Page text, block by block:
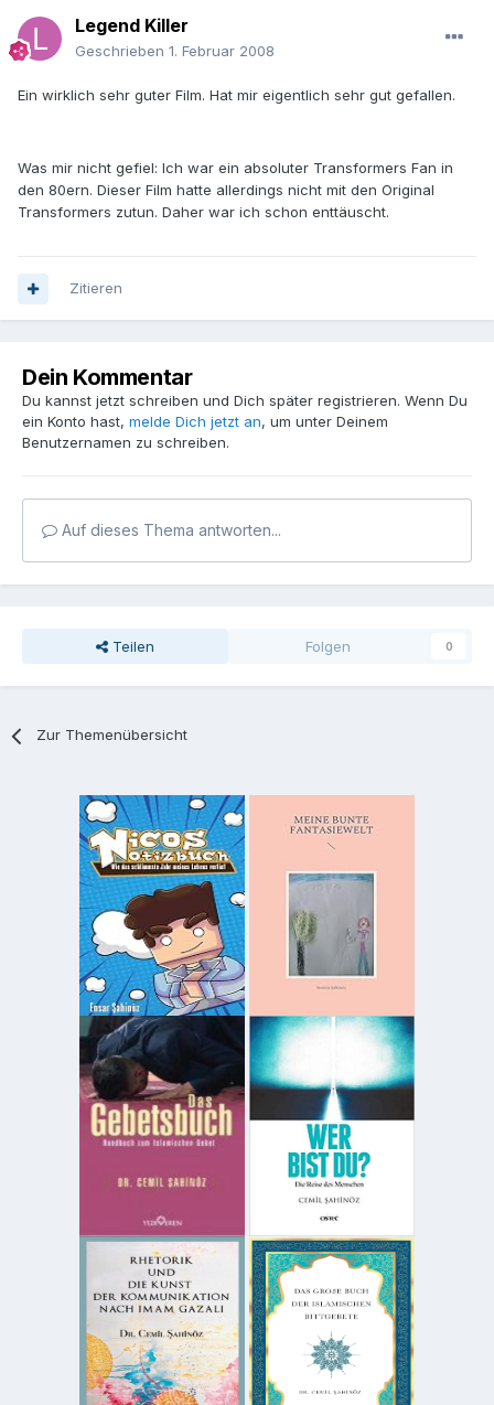
Legend Killer
Geschrieben 1. Februar 2008
Ein wirklich sehr guter Film. Hat mir eigentlich sehr gut gefallen.
Was mir nicht gefiel: Ich war ein absoluter Transformers Fan in
den 80ern. Dieser Film hatte allerdings nicht mit den Original
Transformers zutun. Daher war ich schon enttäuscht.
Zitieren
Dein Kommentar
Du kannst jetzt schreiben und Dich später registrieren. Wenn Du
ein Konto hast, melde Dich jetzt an, um unter Deinem
Benutzernamen zu schreiben.
Auf dieses Thema antworten...
Teilen Folgen 0
Zur Themenübersicht